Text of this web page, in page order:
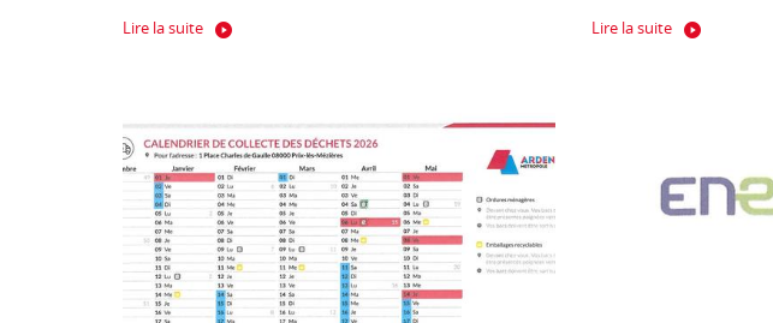
Lire la suite Lire la suite